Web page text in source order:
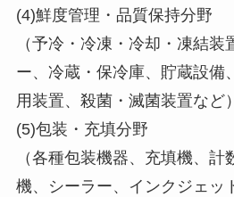
(4)鮮度管理・品質保持分野
（予冷・冷凍・冷却・凍結装
ー、冷蔵・保冷庫、貯蔵設備
用装置、殺菌・滅菌装置など）
(5)包装・充填分野
（各種包装機器、充填機、計
機、シーラー、インクジェッ